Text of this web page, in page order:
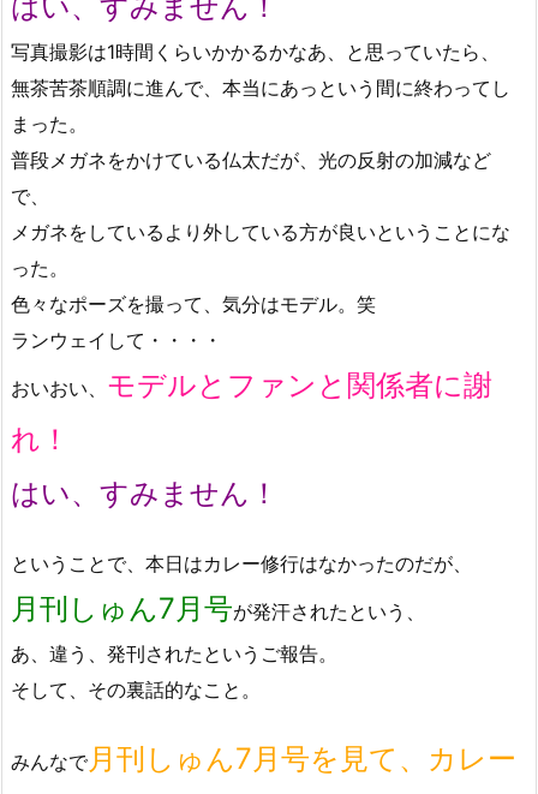
写真撮影は1時間くらいかかるかなあ、と思っていたら、
無茶苦茶順調に進んで、本当にあっという間に終わってし
まった。
普段メガネをかけている仏太だが、光の反射の加減など
で、
メガネをしているより外している方が良いということにな
った。
色々なポーズを撮って、気分はモデル。笑
ランウェイして・・・・
おいおい、 モデルとファンと関係者に謝
れ！
はい、すみません！
ということで、本日はカレー修行はなかったのだが、
月刊しゅん7月号が発汗されたという、
あ、違う、発刊されたというご報告。
そして、その裏話的なこと。
みんなで月刊しゅん7月号を見て、カレー